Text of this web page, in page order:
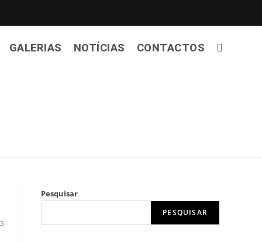
GALERIAS NOTÍCIAS CONTACTOS
Pesquisar
PESQUISAR